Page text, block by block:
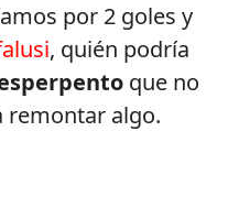
por 2 goles y
, quién podría
que no
remontar algo.